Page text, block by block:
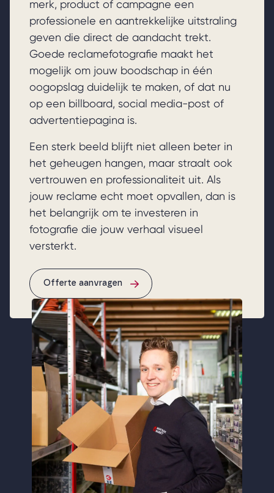
merk, product of campagne een
professionele en aantrekkelijke uitstraling
geven die direct de aandacht trekt.
Goede reclamefotografie maakt het
mogelijk om jouw boodschap in één
oogopslag duidelijk te maken, of dat nu
op een billboard, social media-post of
advertentiepagina is.
Een sterk beeld blijft niet alleen beter in
het geheugen hangen, maar straalt ook
vertrouwen en professionaliteit uit. Als
jouw reclame echt moet opvallen, dan is
het belangrijk om te investeren in
fotografie die jouw verhaal visueel
versterkt.
Offerte aanvragen